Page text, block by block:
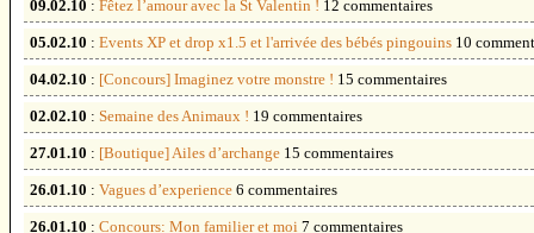
09.02.10 : Fêtez l’amour avec la St Valentin ! 12 commentaires
05.02.10 : Events XP et drop x1.5 et l'arrivée des bébés pingouins 10
04.02.10 : [Concours] Imaginez votre monstre ! 15 commentaires
02.02.10 : Semaine des Animaux ! 19 commentaires
27.01.10 : [Boutique] Ailes d’archange 15 commentaires
26.01.10 : Vagues d’experience 6 commentaires
26.01.10 : Concours: Mon familier et moi 7 commentaires